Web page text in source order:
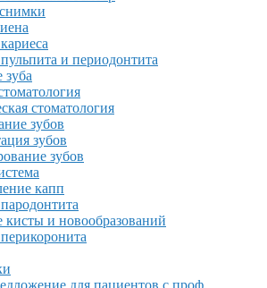
и периодонтита
зуба
стоматология
зубов
зубов
зубов
капп
кисты и новообразований
для пациентов с проф.